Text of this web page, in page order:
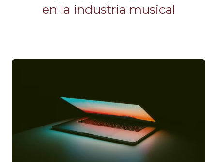
en la industria musical